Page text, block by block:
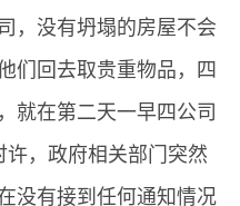
，没有坍塌的房屋不会
们回去取贵重物品，四
就在第二天一早四公司
，政府相关部门突然
没有接到任何通知情况